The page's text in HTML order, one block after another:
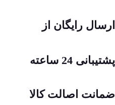
ارسال رایگان از
پشتیبانی 24 ساعته
ضمانت اصالت کالا